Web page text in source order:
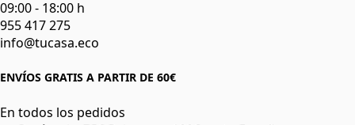
09:00 - 18:00 h
955 417 275
info@tucasa.eco
ENVÍOS GRATIS A PARTIR DE 60€
En todos los pedidos